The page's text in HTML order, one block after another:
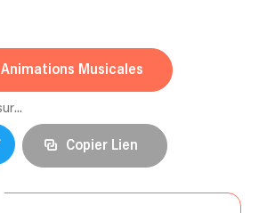
Musicales
Copier Lien